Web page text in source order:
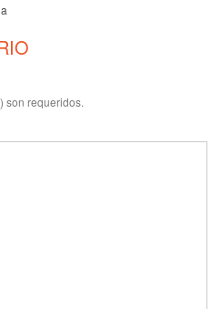
son requeridos.